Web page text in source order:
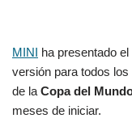
MINI ha presentado
versión para todos
de la Copa del
meses de iniciar.